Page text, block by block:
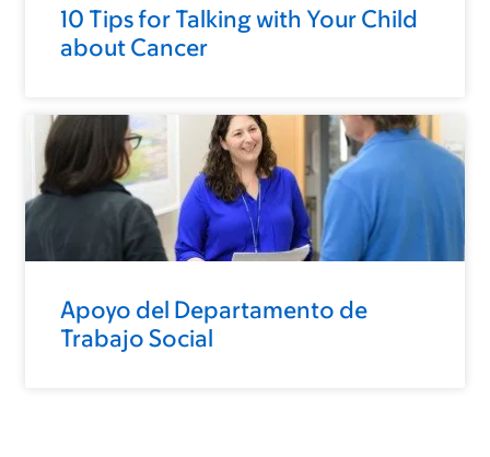
10 Tips for Talking with Your Child
about Cancer
Apoyo del Departamento de
Trabajo Social